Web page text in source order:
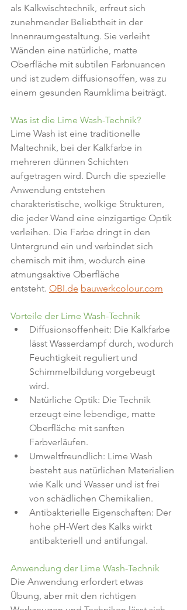
als Kalkwischtechnik, erfreut sich
zunehmender Beliebtheit in der
Innenraumgestaltung. Sie verleiht
Wänden eine natürliche, matte
Oberfläche mit subtilen Farbnuancen
und ist zudem diffusionsoffen, was zu
einem gesunden Raumklima beiträgt.
Was ist die Lime Wash-Technik?
Lime Wash ist eine traditionelle
Maltechnik, bei der Kalkfarbe in
mehreren dünnen Schichten
aufgetragen wird. Durch die spezielle
Anwendung entstehen
charakteristische, wolkige Strukturen,
die jeder Wand eine einzigartige Optik
verleihen. Die Farbe dringt in den
Untergrund ein und verbindet sich
chemisch mit ihm, wodurch eine
atmungsaktive Oberfläche
entsteht. OBI.de bauwerkcolour.com
Vorteile der Lime Wash-Technik
Diffusionsoffenheit: Die Kalkfarbe
lässt Wasserdampf durch, wodurch
Feuchtigkeit reguliert und
Schimmelbildung vorgebeugt
wird.
Natürliche Optik: Die Technik
erzeugt eine lebendige, matte
Oberfläche mit sanften
Farbverläufen.
Umweltfreundlich: Lime Wash
besteht aus natürlichen Materialien
wie Kalk und Wasser und ist frei
von schädlichen Chemikalien.
Antibakterielle Eigenschaften: Der
hohe pH-Wert des Kalks wirkt
antibakteriell und antifungal.
Anwendung der Lime Wash-Technik
Die Anwendung erfordert etwas
Übung, aber mit den richtigen